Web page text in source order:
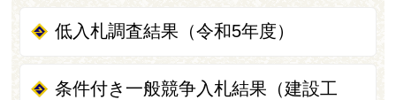
低入札調査結果（令和5年度）
条件付き一般競争入札結果（建設工